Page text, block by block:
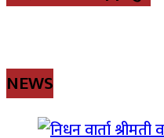
NEWS